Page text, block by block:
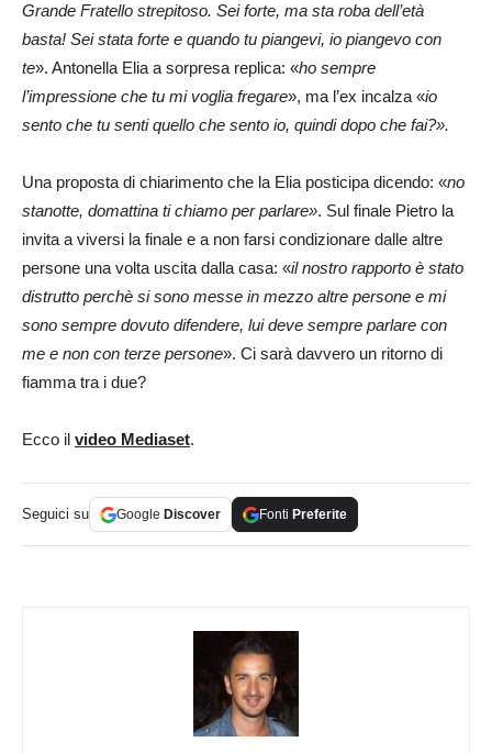
Grande Fratello strepitoso. Sei forte, ma sta roba dell’età
basta! Sei stata forte e quando tu piangevi, io piangevo con
te». Antonella Elia a sorpresa replica: «ho sempre
l’impressione che tu mi voglia fregare», ma l’ex incalza «io
sento che tu senti quello che sento io, quindi dopo che fai?».
Una proposta di chiarimento che la Elia posticipa dicendo: «no
stanotte, domattina ti chiamo per parlare». Sul finale Pietro la
invita a viversi la finale e a non farsi condizionare dalle altre
persone una volta uscita dalla casa: «il nostro rapporto è stato
distrutto perchè si sono messe in mezzo altre persone e mi
sono sempre dovuto difendere, lui deve sempre parlare con
me e non con terze persone». Ci sarà davvero un ritorno di
fiamma tra i due?
Ecco il video Mediaset.
Seguici su Google Discover Fonti Preferite